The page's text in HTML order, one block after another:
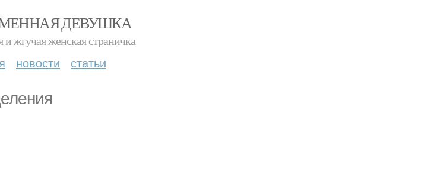
ДЕВУШКА
и жгучая женская страничка
новости статьи